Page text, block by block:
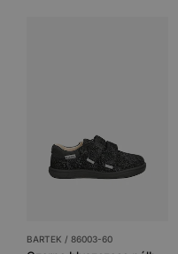
BARTEK / 86003-60